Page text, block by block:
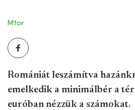
Mfor
Romániát leszámítva
emelkedik a minimálbér a
euróban nézzük a számokat.